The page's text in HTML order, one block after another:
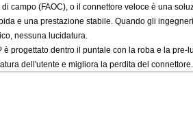
di campo (FAOC), o il connettore veloce è una
e una prestazione stabile. Quando gli
nessuna lucidatura.
è progettato dentro il puntale con la roba e la
dell'utente e migliora la perdita del connettore.